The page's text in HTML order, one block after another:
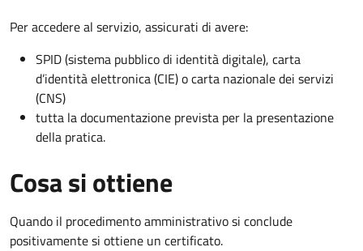
Per accedere al servizio, assicurati di avere:
SPID (sistema pubblico di identità digitale), carta
d’identità elettronica (CIE) o carta nazionale dei servizi
(CNS)
tutta la documentazione prevista per la presentazione
della pratica.
Cosa si ottiene
Quando il procedimento amministrativo si conclude
positivamente si ottiene un certificato.